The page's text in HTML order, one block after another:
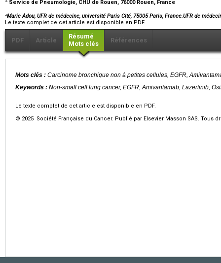
Service de Pneumologie, CHU de Rouen, 76000 Rouen, France
⁎Marie Adou, UFR de médecine, université Paris Cité, 75005 Paris, France.UFR de
Le texte complet de cet article est disponible en PDF.
PDF Article
Résumé
Mots clés
Références
Mots clés : Carcinome bronchique non à petites cellules, EGFR,
Keywords : Non-small cell lung cancer, EGFR, Amivantamab, Lazertinib,
Le texte complet de cet article est disponible en PDF.
© 2025 Société Française du Cancer. Publié par Elsevier Masson SAS. Tous